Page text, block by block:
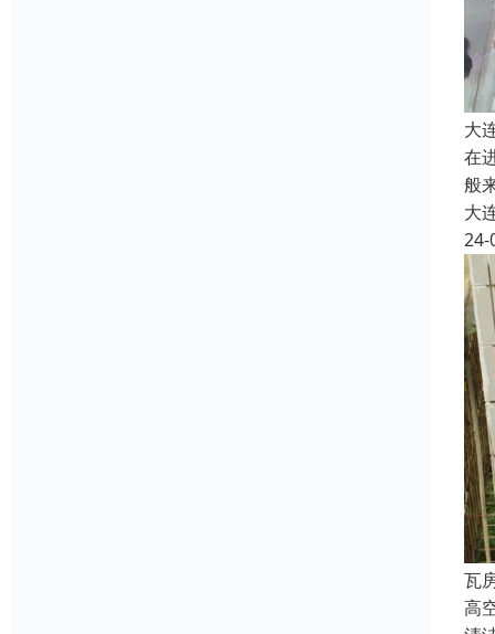
大
在
般
大
24-
瓦
高